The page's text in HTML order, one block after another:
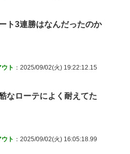
ト3連勝はなんだったのか
ト ：2025/09/02(火) 19:22:12.15
なローテによく耐えてた
ト ：2025/09/02(火) 16:05:18.99